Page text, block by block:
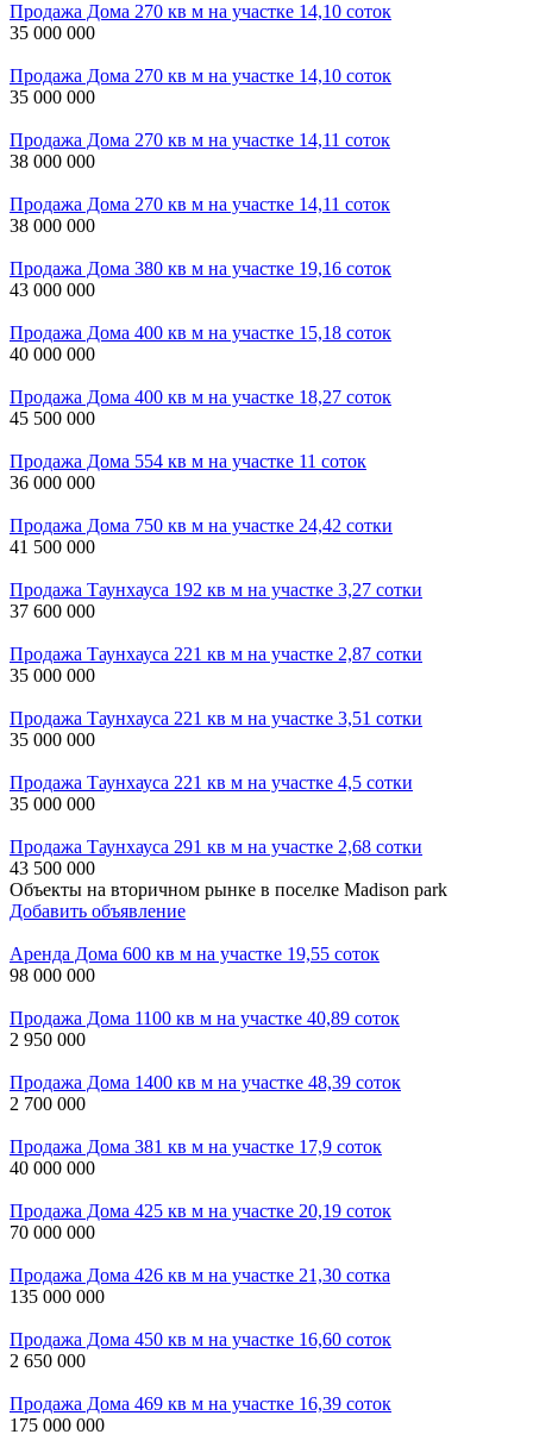
Продажа Дома 270 кв м на участке 14,10 соток
35 000 000
Продажа Дома 270 кв м на участке 14,10 соток
35 000 000
Продажа Дома 270 кв м на участке 14,11 соток
38 000 000
Продажа Дома 270 кв м на участке 14,11 соток
38 000 000
Продажа Дома 380 кв м на участке 19,16 соток
43 000 000
Продажа Дома 400 кв м на участке 15,18 соток
40 000 000
Продажа Дома 400 кв м на участке 18,27 соток
45 500 000
Продажа Дома 554 кв м на участке 11 соток
36 000 000
Продажа Дома 750 кв м на участке 24,42 сотки
41 500 000
Продажа Таунхауса 192 кв м на участке 3,27 сотки
37 600 000
Продажа Таунхауса 221 кв м на участке 2,87 сотки
35 000 000
Продажа Таунхауса 221 кв м на участке 3,51 сотки
35 000 000
Продажа Таунхауса 221 кв м на участке 4,5 сотки
35 000 000
Продажа Таунхауса 291 кв м на участке 2,68 сотки
43 500 000
Объекты на вторичном рынке в поселке Madison park
Добавить объявление
Аренда Дома 600 кв м на участке 19,55 соток
98 000 000
Продажа Дома 1100 кв м на участке 40,89 соток
2 950 000
Продажа Дома 1400 кв м на участке 48,39 соток
2 700 000
Продажа Дома 381 кв м на участке 17,9 соток
40 000 000
Продажа Дома 425 кв м на участке 20,19 соток
70 000 000
Продажа Дома 426 кв м на участке 21,30 сотка
135 000 000
Продажа Дома 450 кв м на участке 16,60 соток
2 650 000
Продажа Дома 469 кв м на участке 16,39 соток
175 000 000